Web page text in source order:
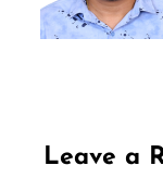
Leave a